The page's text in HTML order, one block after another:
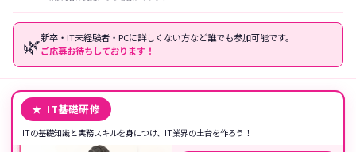
🌿新卒・IT未経験者・PCに詳しくない方など誰でも参加可能です。
ご応募お待ちしております！
★ IT基礎研修
ITの基礎知識と実務スキルを身につけ、IT業界の土台を作ろう！